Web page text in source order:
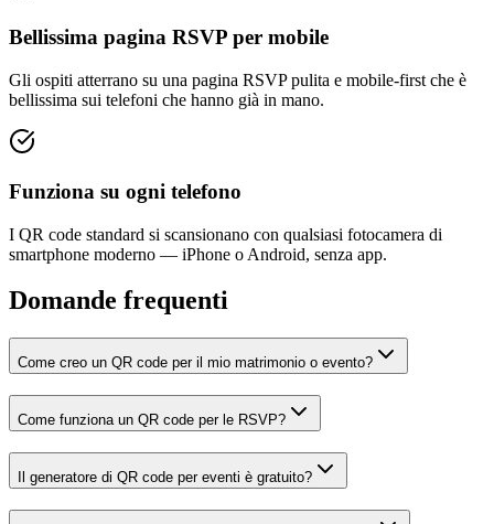
Bellissima pagina RSVP per mobile
Gli ospiti atterrano su una pagina RSVP pulita e mobile-first che è
bellissima sui telefoni che hanno già in mano.
Funziona su ogni telefono
I QR code standard si scansionano con qualsiasi fotocamera di
smartphone moderno — iPhone o Android, senza app.
Domande frequenti
Come creo un QR code per il mio matrimonio o evento?
Come funziona un QR code per le RSVP?
Il generatore di QR code per eventi è gratuito?